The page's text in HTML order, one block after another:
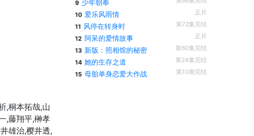
,桐本拓哉,山
,藤翔平,榊孝
雄治,樱井透,
9 少年朝奉
10 爱乐风雨情
正片
11 风停在转身时
第72集完结
12 阿呆的爱情故事
正片
13 新版：照相馆的秘密
第60集完结
14 她的生存之道
第24集完结
15 母胎单身恋爱大作战 第10期完结